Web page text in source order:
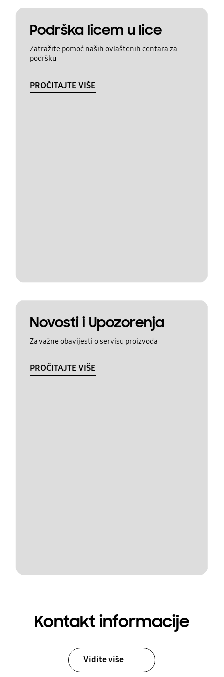
Podrška licem u lice
Zatražite pomoć naših ovlaštenih centara za
podršku
PROČITAJTE VIŠE
Novosti i Upozorenja
Za važne obavijesti o servisu proizvoda
PROČITAJTE VIŠE
Kontakt informacije
Vidite više